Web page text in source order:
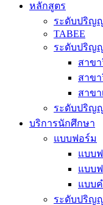
หลักสูตร
ระดับปริญ
TABEE
ระดับปริญ
สาข
สาข
สาข
ระดับปริญ
บริการนักศึกษา
แบบฟอร์ม
แบบ
แบบ
แบบ
ระดับปริญ